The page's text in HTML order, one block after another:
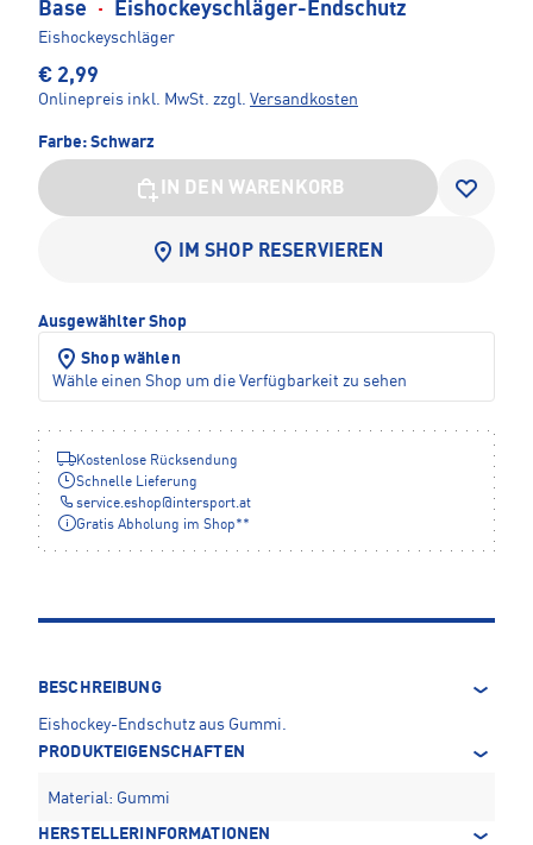
Base · Eishockeyschläger-Endschutz
Eishockeyschläger
€ 2,99
Onlinepreis inkl. MwSt. zzgl. Versandkosten
Farbe: Schwarz
IN DEN WARENKORB
IM SHOP RESERVIEREN
Ausgewählter Shop
Shop wählen
Wähle einen Shop um die Verfügbarkeit zu sehen
Kostenlose Rücksendung
Schnelle Lieferung
service.eshop@intersport.at
Gratis Abholung im Shop**
BESCHREIBUNG
Eishockey-Endschutz aus Gummi.
PRODUKTEIGENSCHAFTEN
Material: Gummi
HERSTELLERINFORMATIONEN